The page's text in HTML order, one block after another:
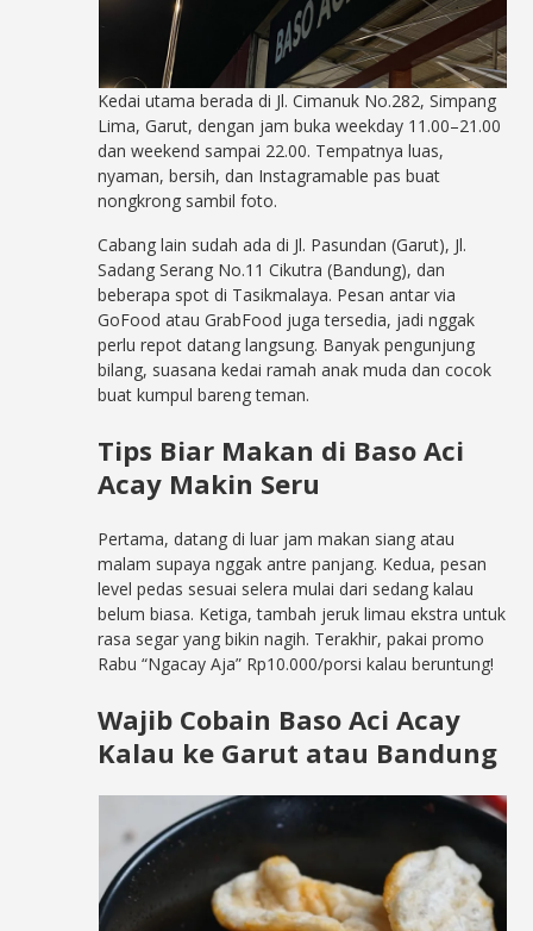
Kedai utama berada di Jl. Cimanuk No.282, Simpang
Lima, Garut, dengan jam buka weekday 11.00–21.00
dan weekend sampai 22.00. Tempatnya luas,
nyaman, bersih, dan Instagramable pas buat
nongkrong sambil foto.
Cabang lain sudah ada di Jl. Pasundan (Garut), Jl.
Sadang Serang No.11 Cikutra (Bandung), dan
beberapa spot di Tasikmalaya. Pesan antar via
GoFood atau GrabFood juga tersedia, jadi nggak
perlu repot datang langsung. Banyak pengunjung
bilang, suasana kedai ramah anak muda dan cocok
buat kumpul bareng teman.
Tips Biar Makan di Baso Aci
Acay Makin Seru
Pertama, datang di luar jam makan siang atau
malam supaya nggak antre panjang. Kedua, pesan
level pedas sesuai selera mulai dari sedang kalau
belum biasa. Ketiga, tambah jeruk limau ekstra untuk
rasa segar yang bikin nagih. Terakhir, pakai promo
Rabu “Ngacay Aja” Rp10.000/porsi kalau beruntung!
Wajib Cobain Baso Aci Acay
Kalau ke Garut atau Bandung